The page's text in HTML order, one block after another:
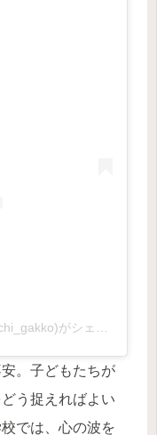
小さなおうちの学校(@chisana_ouchi_gakko)がシェアした投稿
。子どもたちが
う捉えればよい
では、心の波を